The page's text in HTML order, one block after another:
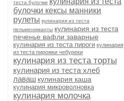
теста булочки
булочки кексы манники
рулеты кулинария из теста
пельмениманты кулинария из теста
печенье вафли заварные
кулинария из теста пироги кулинария
из теста пирожки чебуреки
кулинария из теста торты
кулинария из теста хлеб
лаваш кулинария каша
кулинария микроволновка
кулинария молочка